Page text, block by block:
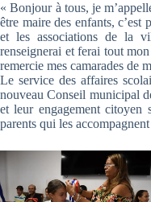
« Bonjour à tous, je
être maire des enfants, c’est
et les associations de la
renseignerai et ferai tout
remercie mes camarades de
Le service des affaires
nouveau Conseil municipal
et leur engagement citoyen
parents qui les